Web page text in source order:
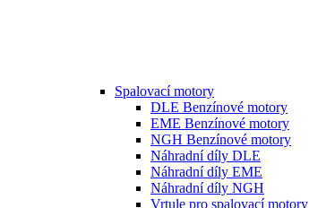
Spalovací motory
DLE Benzínové motory
EME Benzínové motory
NGH Benzínové motory
Náhradní díly DLE
Náhradní díly EME
Náhradní díly NGH
Vrtule pro spalovací motory